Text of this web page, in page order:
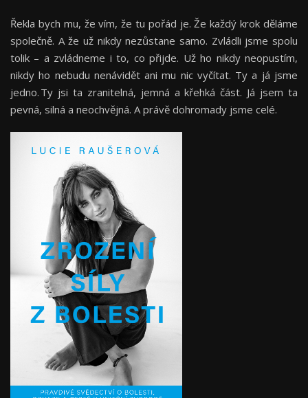
Řekla bych mu, že vím, že tu pořád je. Že každý krok děláme
společně. A že už nikdy nezůstane samo. Zvládli jsme spolu
tolik – a zvládneme i to, co přijde. Už ho nikdy neopustím,
nikdy ho nebudu nenávidět ani mu nic vyčítat. Ty a já jsme
jedno. Ty jsi ta zranitelná, jemná a křehká část. Já jsem ta
pevná, silná a neochvějná. A právě dohromady jsme celé.